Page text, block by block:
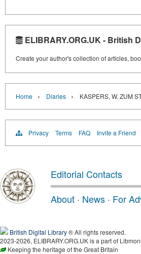
ELIBRARY.ORG.UK - British
Create your author's collection of articles,
Home › Diaries › KASPERS, W. ZUM
Privacy Terms FAQ Invite a Friend
Editorial Contacts
About · News · For
British Digital Library® All rights reserved.
2023-2026, ELIBRARY.ORG.UK is a part of
Keeping the heritage of the Great Britain